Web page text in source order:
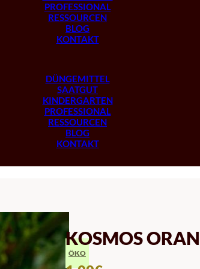
PROFESSIONAL
RESSOURCEN
BLOG
KONTAKT
DÜNGEMITTEL
SAATGUT
KINDERGARTEN
PROFESSIONAL
RESSOURCEN
BLOG
KONTAKT
KOSMOS
ÖKO